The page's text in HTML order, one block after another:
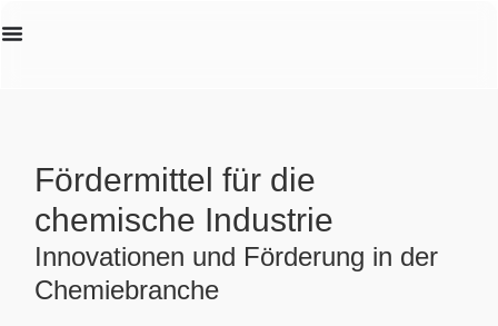
Fördermittel für die
chemische Industrie
Innovationen und Förderung in der
Chemiebranche